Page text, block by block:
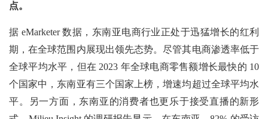
点。
据 eMarketer 数据，东南亚电商行业正处于迅猛增长的红利
期，在全球范围内展现出领先态势。尽管其电商渗透率低于
全球平均水平，但在 2023 年全球电商零售额增长最快的 10
个国家中，东南亚有三个国家上榜，增速均超过全球平均水
平。另一方面，东南亚的消费者也更乐于接受直播的新形